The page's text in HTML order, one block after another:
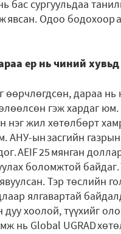
бас сургуульдаа
явсан. Одоо
ер нь чиний
өөрчлөгдсөн, дараа
гэж хардаг юм.
жил хөтөлбөрт
ын засгийн
AEIF 25 мянган
боломжтой
Тэр төслийн
ялгавартай
дуу хоолой, түүхийг
нь Global UGRAD